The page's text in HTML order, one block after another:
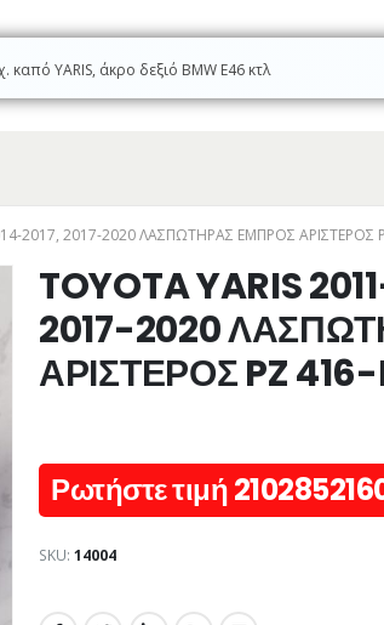
2017, 2017-2020 ΛΑΣΠΩΤΗΡΑΣ ΕΜΠΡΟΣ ΑΡΙΣΤΕΡΟΣ
TOYOTA YARIS
2017-2020
ΑΡΙΣΤΕΡΟΣ PZ
Ρωτήστε τιμή
SKU: 14004